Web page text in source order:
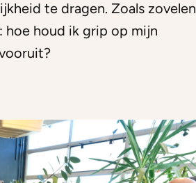
te dragen. Zoals zovelen
hoe houd ik grip op mijn